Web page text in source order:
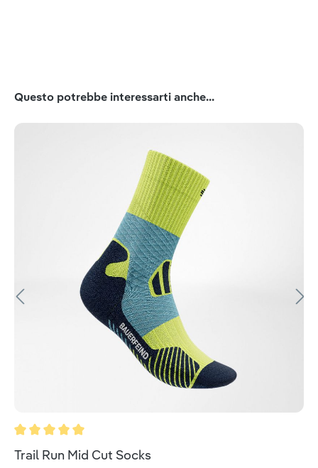
Salta la galleria dei prodotti
Questo potrebbe interessarti anche...
Valutazione media di 5 su 5 stelle
Trail Run Mid Cut Socks